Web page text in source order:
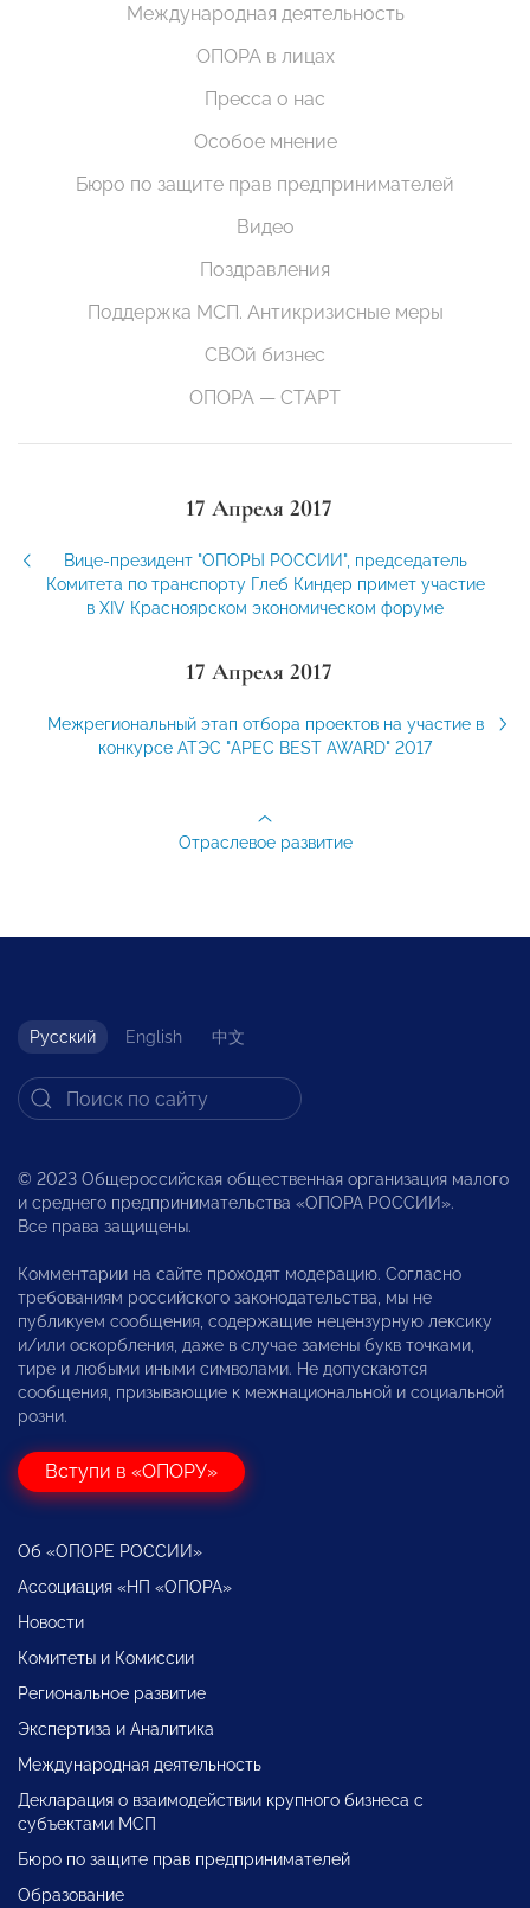
Международная деятельность
ОПОРА в лицах
Пресса о нас
Особое мнение
Бюро по защите прав предпринимателей
Видео
Поздравления
Поддержка МСП. Антикризисные меры
СВОй бизнес
ОПОРА — СТАРТ
17 Апреля 2017
Вице-президент "ОПОРЫ РОССИИ", председатель
Комитета по транспорту Глеб Киндер примет участие
в XIV Красноярском экономическом форуме
17 Апреля 2017
Межрегиональный этап отбора проектов на участие в
конкурсе АТЭС "APEC BEST AWARD" 2017
Отраслевое развитие
Русский English 中文
© 2023 Общероссийская общественная организация малого
и среднего предпринимательства «ОПОРА РОССИИ».
Все права защищены.
Комментарии на сайте проходят модерацию. Согласно
требованиям российского законодательства, мы не
публикуем сообщения, содержащие нецензурную лексику
и/или оскорбления, даже в случае замены букв точками,
тире и любыми иными символами. Не допускаются
сообщения, призывающие к межнациональной и социальной
розни.
Вступи в «ОПОРУ»
Об «ОПОРЕ РОССИИ»
Ассоциация «НП «ОПОРА»
Новости
Комитеты и Комиссии
Региональное развитие
Экспертиза и Аналитика
Международная деятельность
Декларация о взаимодействии крупного бизнеса с
субъектами МСП
Бюро по защите прав предпринимателей
Образование